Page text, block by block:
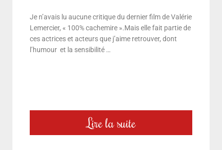
Je n’avais lu aucune critique du dernier film de Valérie
Lemercier, « 100% cachemire ».Mais elle fait partie de
ces actrices et acteurs que j’aime retrouver, dont
l’humour et la sensibilité …
Lire la suite